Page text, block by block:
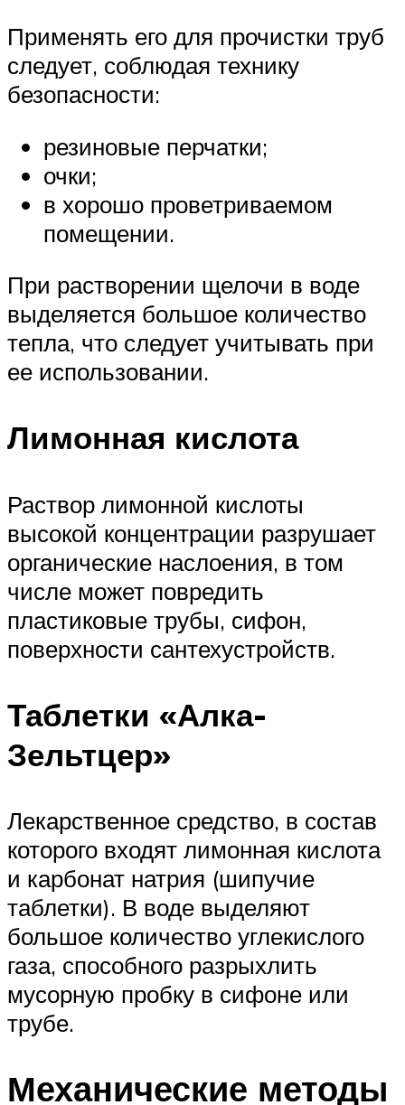
Применять его для прочистки труб
следует, соблюдая технику
безопасности:
резиновые перчатки;
очки;
в хорошо проветриваемом
помещении.
При растворении щелочи в воде
выделяется большое количество
тепла, что следует учитывать при
ее использовании.
Лимонная кислота
Раствор лимонной кислоты
высокой концентрации разрушает
органические наслоения, в том
числе может повредить
пластиковые трубы, сифон,
поверхности сантехустройств.
Таблетки «Алка-
Зельтцер»
Лекарственное средство, в состав
которого входят лимонная кислота
и карбонат натрия (шипучие
таблетки). В воде выделяют
большое количество углекислого
газа, способного разрыхлить
мусорную пробку в сифоне или
трубе.
Механические методы